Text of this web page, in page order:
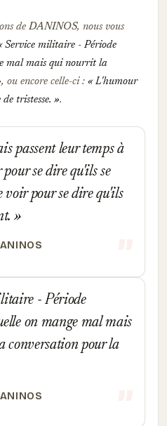
de DANINOS, nous vous
Service militaire - Période
mal mais qui nourrit la
, ou encore celle-ci :
L'humour
tristesse.
.
passent leur temps à
pour se dire qu'ils se
voir pour se dire qu'ils
- Période
on mange mal mais
conversation pour la